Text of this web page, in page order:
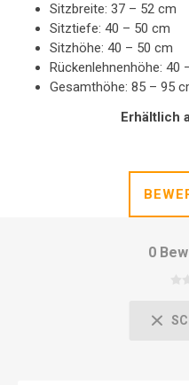
Sitzbreite: 37 – 52 cm
Sitztiefe: 40 – 50 cm
Sitzhöhe: 40 – 50 cm
Rückenlehnenhöhe: 40
Gesamthöhe: 85 – 95
Erhältlich
0